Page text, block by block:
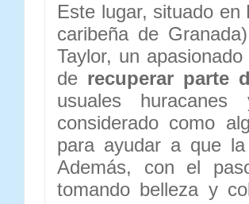
Este lugar, situado
caribeña de
Taylor, un
de recuperar parte
usuales
considerado como
para ayudar a que
Además, con el
tomando belleza y